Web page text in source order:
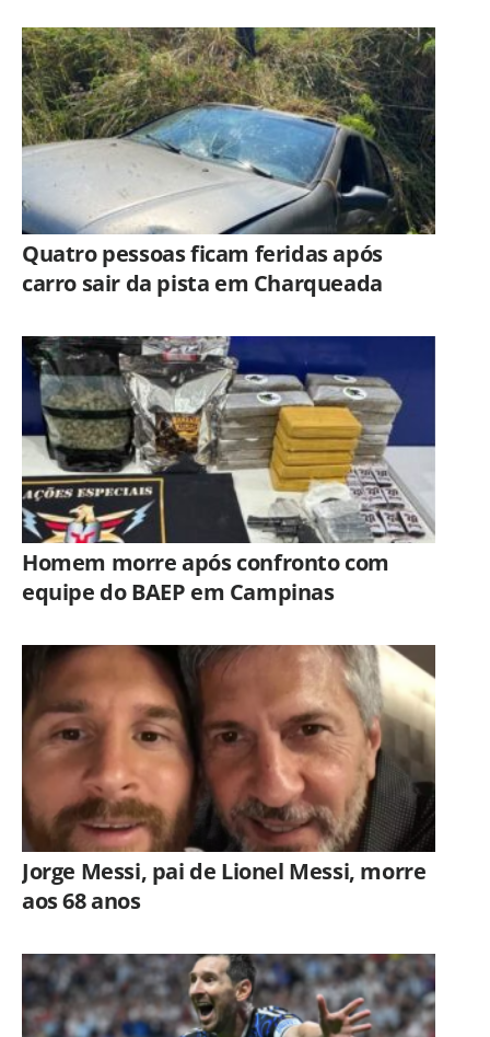
Americana
Quatro pessoas ficam feridas após
carro sair da pista em Charqueada
Homem morre após confronto com
equipe do BAEP em Campinas
Jorge Messi, pai de Lionel Messi, morre
aos 68 anos